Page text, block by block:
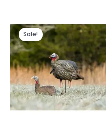
Sale!
Det
ursprungliga
priset
var:
€490.00.
Det
nuvarande
priset
€417.00.